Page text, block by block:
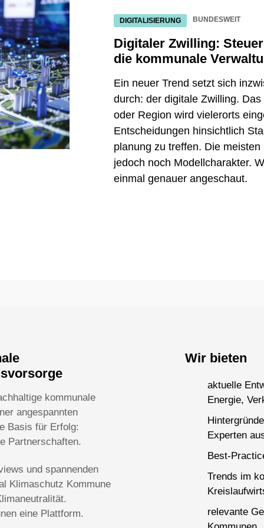
DIGITALISIERUNG BUNDESWEIT
Digitaler Zwilling:
die kommunale
Ein neuer Trend setzt sich
durch: der digitale Zwilling.
oder Region wird vielerorts
Entscheidungen hinsichtlich
planung zu treffen. Die
jedoch noch Modellcharakter.
einmal genauer angeschaut.
kommunale
angespannten
Basis für Erfolg:
Partnerschaften.
und spannenden
Klimaschutz Kommune
eine Plattform.
Wir bieten
aktuelle
Energie,
Experten
Best-
Trends im
relevante